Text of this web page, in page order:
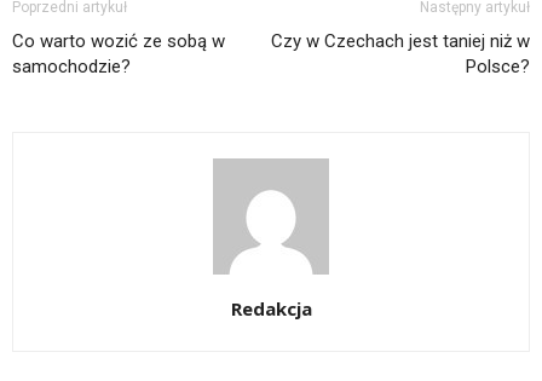
Poprzedni artykuł
Co warto wozić ze sobą w
samochodzie?
Następny artykuł
Czy w Czechach jest taniej niż w
Polsce?
Redakcja